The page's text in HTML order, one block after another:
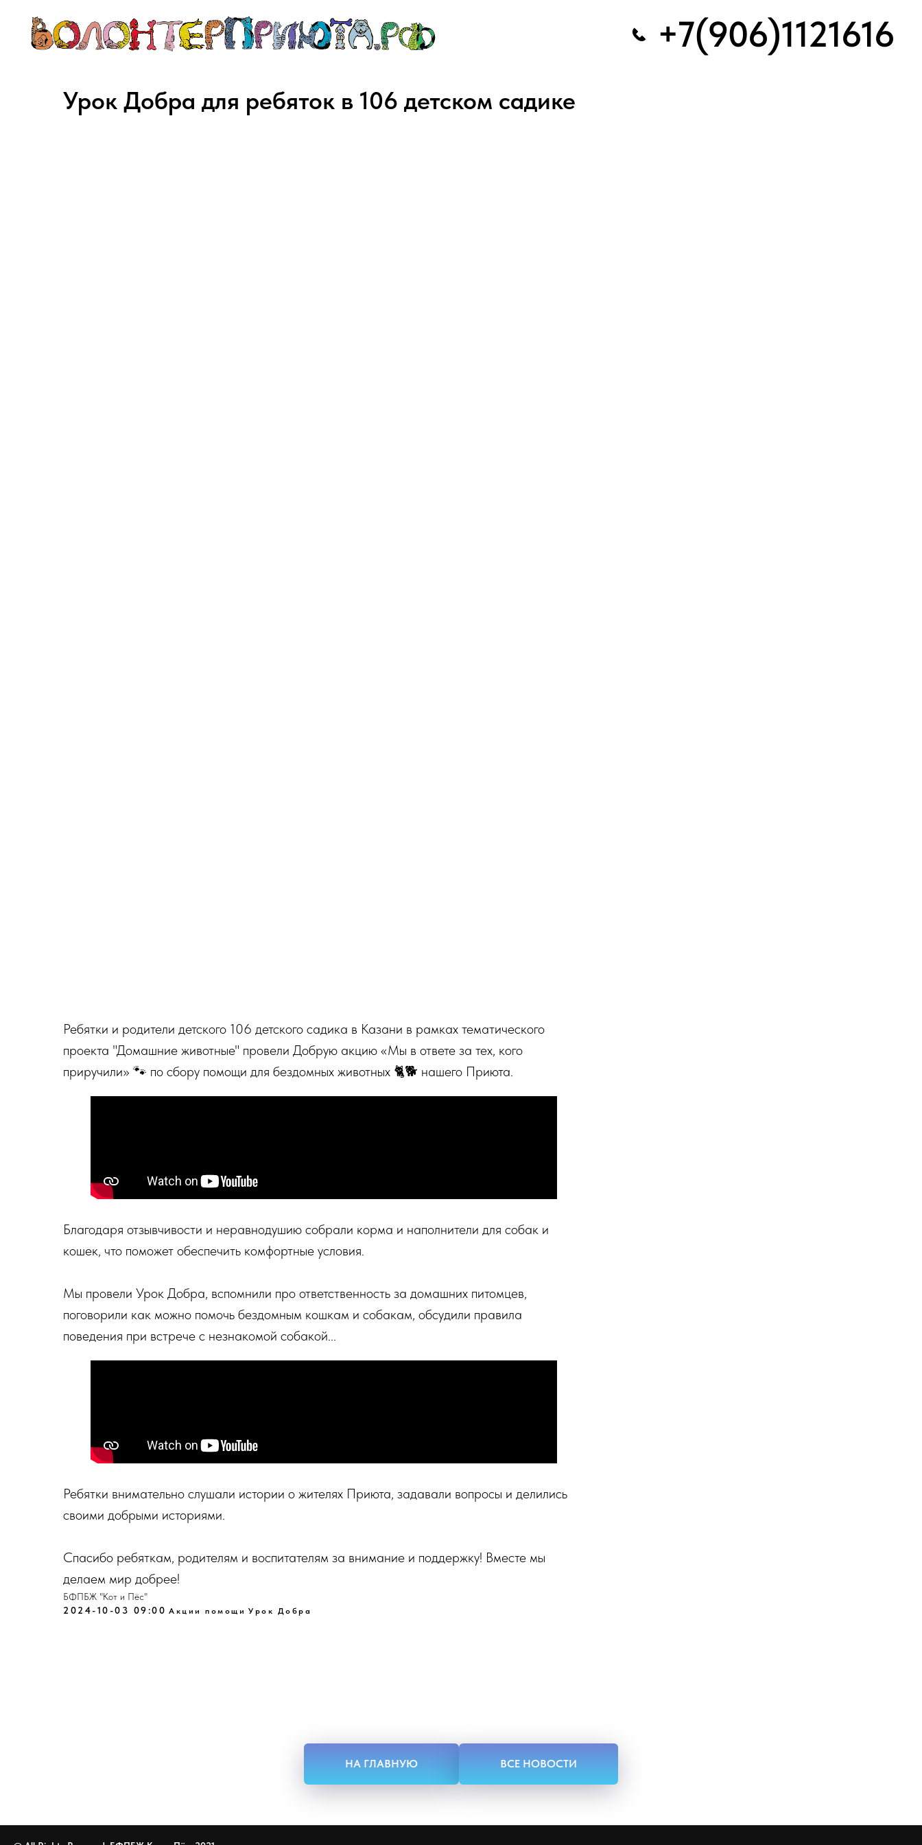
+7(906)1121616
Урок Добра для ребяток в 106 детском садике
Ребятки и родители детского 106 детского садика в Казани в рамках тематического
проекта "Домашние животные" провели Добрую акцию «Мы в ответе за тех, кого
приручили» 🐾 по сбору помощи для бездомных животных 🐈🐕 нашего Приюта.
Благодаря отзывчивости и неравнодушию собрали корма и наполнители для собак и
кошек, что поможет обеспечить комфортные условия.
Мы провели Урок Добра, вспомнили про ответственность за домашних питомцев,
поговорили как можно помочь бездомным кошкам и собакам, обсудили правила
поведения при встрече с незнакомой собакой...
Ребятки внимательно слушали истории о жителях Приюта, задавали вопросы и делились
своими добрыми историями.
Спасибо ребяткам, родителям и воспитателям за внимание и поддержку! Вместе мы
делаем мир добрее!
БФПБЖ "Кот и Пёс"
2024-10-03 09:00 Акции помощи Урок Добра
НА ГЛАВНУЮ ВСЕ НОВОСТИ